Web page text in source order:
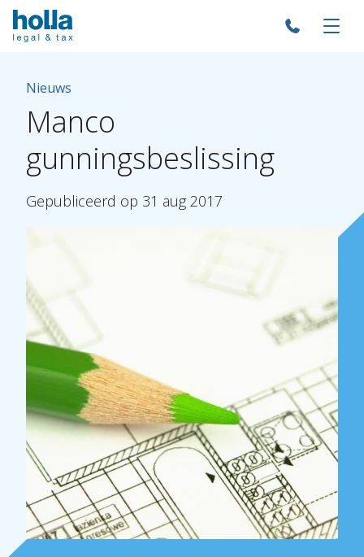
Over Holla
Onze mensen
Expertises
Topics
Internationaal
Nieuws
Manco
gunningsbeslissing
Gepubliceerd op 31 aug 2017